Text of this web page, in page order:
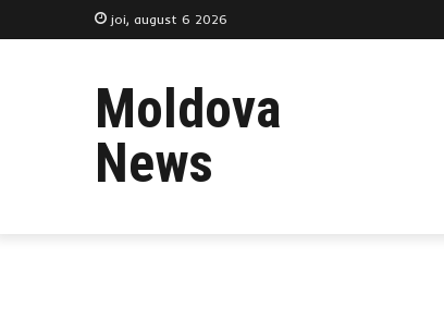
joi, august 6 2026
Moldova
News